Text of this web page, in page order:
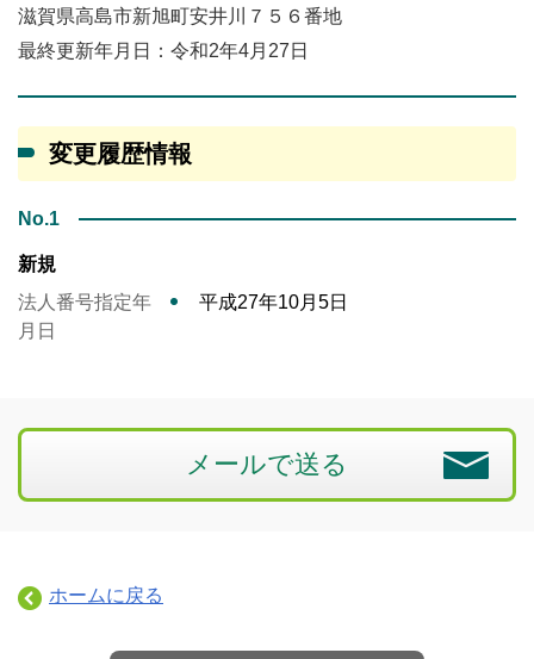
滋賀県高島市新旭町安井川７５６番地
最終更新年月日：令和2年4月27日
変更履歴情報
No.1
新規
法人番号指定年
月日
平成27年10月5日
メールで送る
ホームに戻る